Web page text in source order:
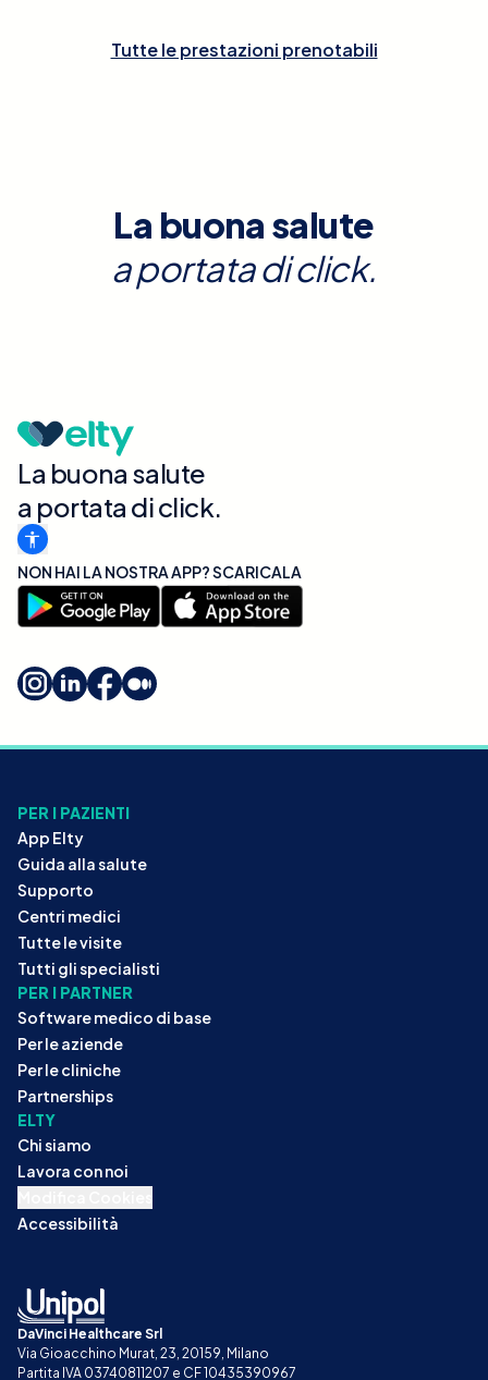
Tutte le prestazioni prenotabili
La buona salute
a portata di click.
La buona salute
a portata di click.
NON HAI LA NOSTRA APP? SCARICALA
PER I PAZIENTI
App Elty
Guida alla salute
Supporto
Centri medici
Tutte le visite
Tutti gli specialisti
PER I PARTNER
Software medico di base
Per le aziende
Per le cliniche
Partnerships
ELTY
Chi siamo
Lavora con noi
Accessibilità
DaVinci Healthcare Srl
Via Gioacchino Murat, 23, 20159, Milano
Partita IVA 03740811207 e CF 10435390967